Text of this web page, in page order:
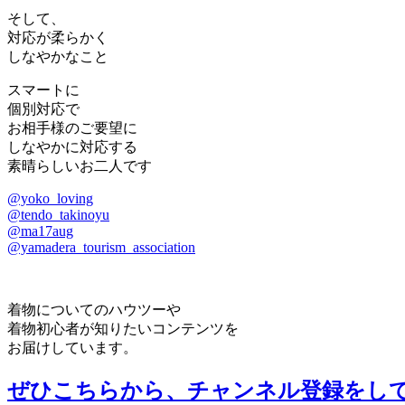
そして、
対応が柔らかく
しなやかなこと
スマートに
個別対応で
お相手様のご要望に
しなやかに対応する
素晴らしいお二人です
@yoko_loving
@tendo_takinoyu
@ma17aug
@yamadera_tourism_association
着物についてのハウツーや
着物初心者が知りたいコンテンツを
お届けしています。
ぜひこちらから、チャンネル登録をし